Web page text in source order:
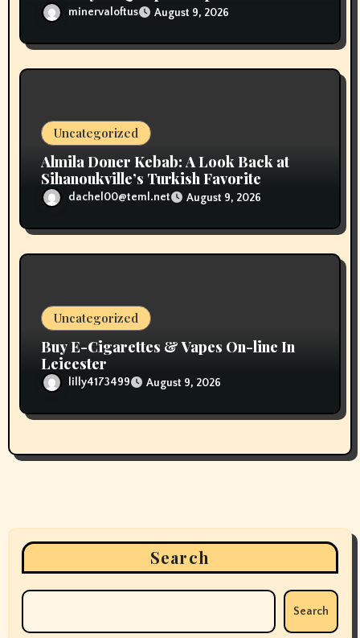
minervaloftus August 9, 2026
Uncategorized
Almila Doner Kebab: A Look Back at
Sihanoukville’s Turkish Favorite
dachel00@teml.net August 9, 2026
Uncategorized
Buy E-Cigarettes & Vapes On-line In
Leicester
lilly4173499 August 9, 2026
Search
Search